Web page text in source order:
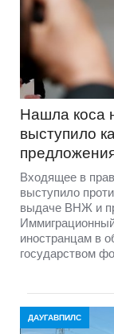
Нашла коса
выступило
Входящее в
выступило
выдаче ВНЖ и
иностранцам в
государством
ДАУГАВПИЛС